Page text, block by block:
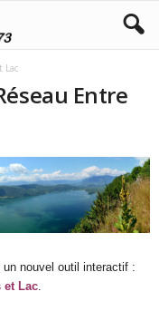
Lac
Entre
nouvel outil interactif :
et Lac